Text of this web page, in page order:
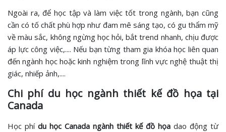
Ngoài ra, để học tập và làm việc tốt trong ngành, bạn cũng
cần có tố chất phù hợp như đam mê sáng tạo, có gu thẩm mỹ
về màu sắc, không ngừng học hỏi, bắt trend nhanh, chịu được
áp lực công việc,.... Nếu bạn từng tham gia khóa học liên quan
đến ngành học hoặc kinh nghiệm trong lĩnh vực nghệ thuật thị
giác, nhiếp ảnh,....
Chi phí du học ngành thiết kế đồ họa tại
Canada
Học phídu học Canada ngành thiết kế đồ họa dao động từ